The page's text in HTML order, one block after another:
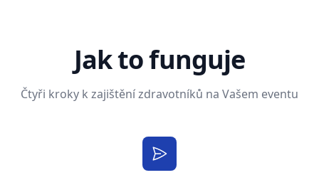
Jak to funguje
Čtyři kroky k zajištění zdravotníků na Vašem eventu